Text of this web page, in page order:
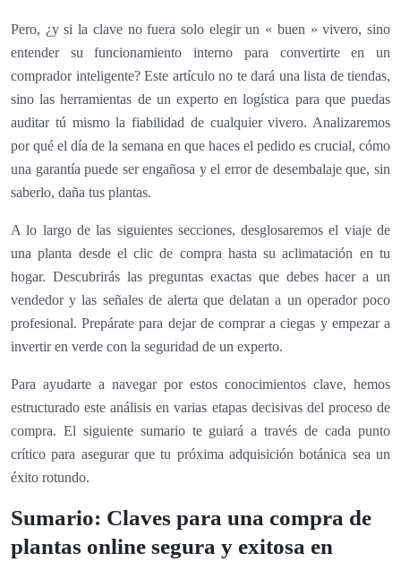
Pero, ¿y si la clave no fuera solo elegir un « buen » vivero, sino
entender su funcionamiento interno para convertirte en un
comprador inteligente? Este artículo no te dará una lista de tiendas,
sino las herramientas de un experto en logística para que puedas
auditar tú mismo la fiabilidad de cualquier vivero. Analizaremos
por qué el día de la semana en que haces el pedido es crucial, cómo
una garantía puede ser engañosa y el error de desembalaje que, sin
saberlo, daña tus plantas.
A lo largo de las siguientes secciones, desglosaremos el viaje de
una planta desde el clic de compra hasta su aclimatación en tu
hogar. Descubrirás las preguntas exactas que debes hacer a un
vendedor y las señales de alerta que delatan a un operador poco
profesional. Prepárate para dejar de comprar a ciegas y empezar a
invertir en verde con la seguridad de un experto.
Para ayudarte a navegar por estos conocimientos clave, hemos
estructurado este análisis en varias etapas decisivas del proceso de
compra. El siguiente sumario te guiará a través de cada punto
crítico para asegurar que tu próxima adquisición botánica sea un
éxito rotundo.
Sumario: Claves para una compra de
plantas online segura y exitosa en